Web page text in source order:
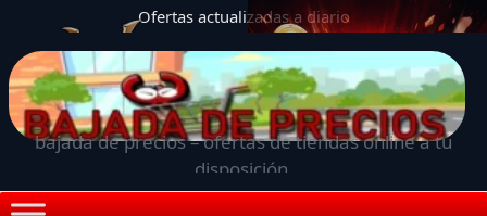
Ofertas actualizadas a diario
bajada de precios – ofertas de tiendas online a tu
disposición.